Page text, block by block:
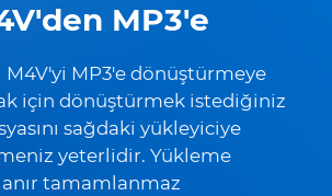
MP3'e
M4V'yi MP3'e dönüştürmeye
için dönüştürmek istediğiniz
sağdaki yükleyiciye
yeterlidir. Yükleme
tamamlanmaz